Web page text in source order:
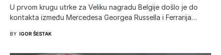
U prvom krugu utrke za Veliku nagradu Belgije došlo je do
kontakta između Mercedesa Georgea Russella i Ferrarija…
BY IGOR ŠESTAK